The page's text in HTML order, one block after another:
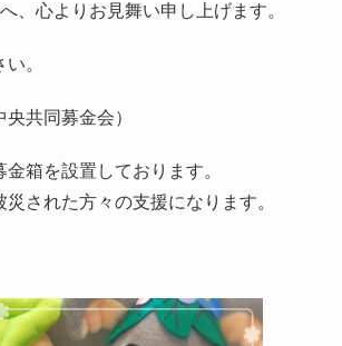
、心よりお見舞い申し上げます。
。
央共同募金会）
箱を設置しております。
された方々の支援になります。